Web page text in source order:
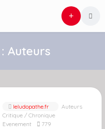
Auteurs
leludopathe.fr
Auteurs
Critique / Chronique
Evenement
779